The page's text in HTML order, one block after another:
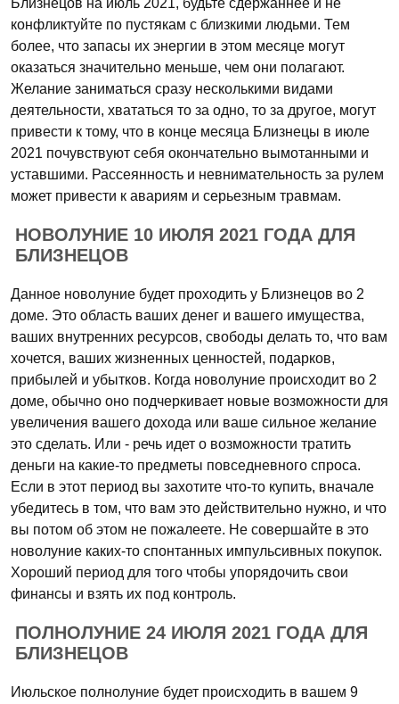
Близнецов на июль 2021, будьте сдержаннее и не
конфликтуйте по пустякам с близкими людьми. Тем
более, что запасы их энергии в этом месяце могут
оказаться значительно меньше, чем они полагают.
Желание заниматься сразу несколькими видами
деятельности, хвататься то за одно, то за другое, могут
привести к тому, что в конце месяца Близнецы в июле
2021 почувствуют себя окончательно вымотанными и
уставшими. Рассеянность и невнимательность за рулем
может привести к авариям и серьезным травмам.
НОВОЛУНИЕ 10 ИЮЛЯ 2021 ГОДА ДЛЯ
БЛИЗНЕЦОВ
Данное новолуние будет проходить у Близнецов во 2
доме. Это область ваших денег и вашего имущества,
ваших внутренних ресурсов, свободы делать то, что вам
хочется, ваших жизненных ценностей, подарков,
прибылей и убытков. Когда новолуние происходит во 2
доме, обычно оно подчеркивает новые возможности для
увеличения вашего дохода или ваше сильное желание
это сделать. Или - речь идет о возможности тратить
деньги на какие-то предметы повседневного спроса.
Если в этот период вы захотите что-то купить, вначале
убедитесь в том, что вам это действительно нужно, и что
вы потом об этом не пожалеете. Не совершайте в это
новолуние каких-то спонтанных импульсивных покупок.
Хороший период для того чтобы упорядочить свои
финансы и взять их под контроль.
ПОЛНОЛУНИЕ 24 ИЮЛЯ 2021 ГОДА ДЛЯ
БЛИЗНЕЦОВ
Июльское полнолуние будет происходить в вашем 9